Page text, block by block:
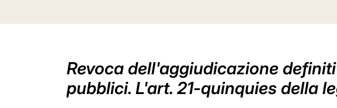
Revoca dell'aggiudicazione
pubblici. L'art. 21-quinquies della